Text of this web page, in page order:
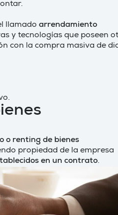
llamado arrendamiento
y tecnologías que poseen
con la compra masiva de
o renting de bienes
propiedad de la empresa
en un contrato.